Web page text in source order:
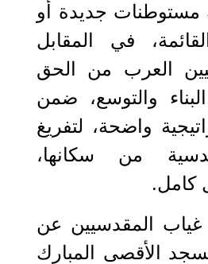
مستوطنات جديدة أو
في المقابل
العرب من الحق
والتوسع، ضمن
واضحة، لتفريغ
من سكانها،
كامل.
غياب المقدسيين عن
الأقصى المبارك